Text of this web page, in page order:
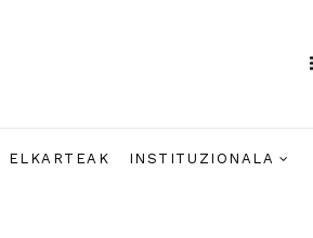
ELKARTEAK INSTITUZIONALA